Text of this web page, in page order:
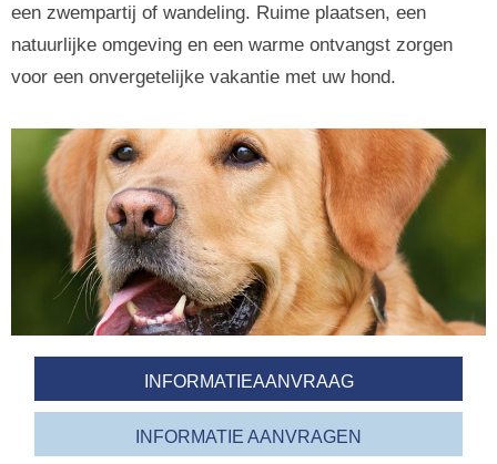
een zwempartij of wandeling. Ruime plaatsen, een
natuurlijke omgeving en een warme ontvangst zorgen
voor een onvergetelijke vakantie met uw hond.
INFORMATIEAANVRAAG
INFORMATIE AANVRAGEN